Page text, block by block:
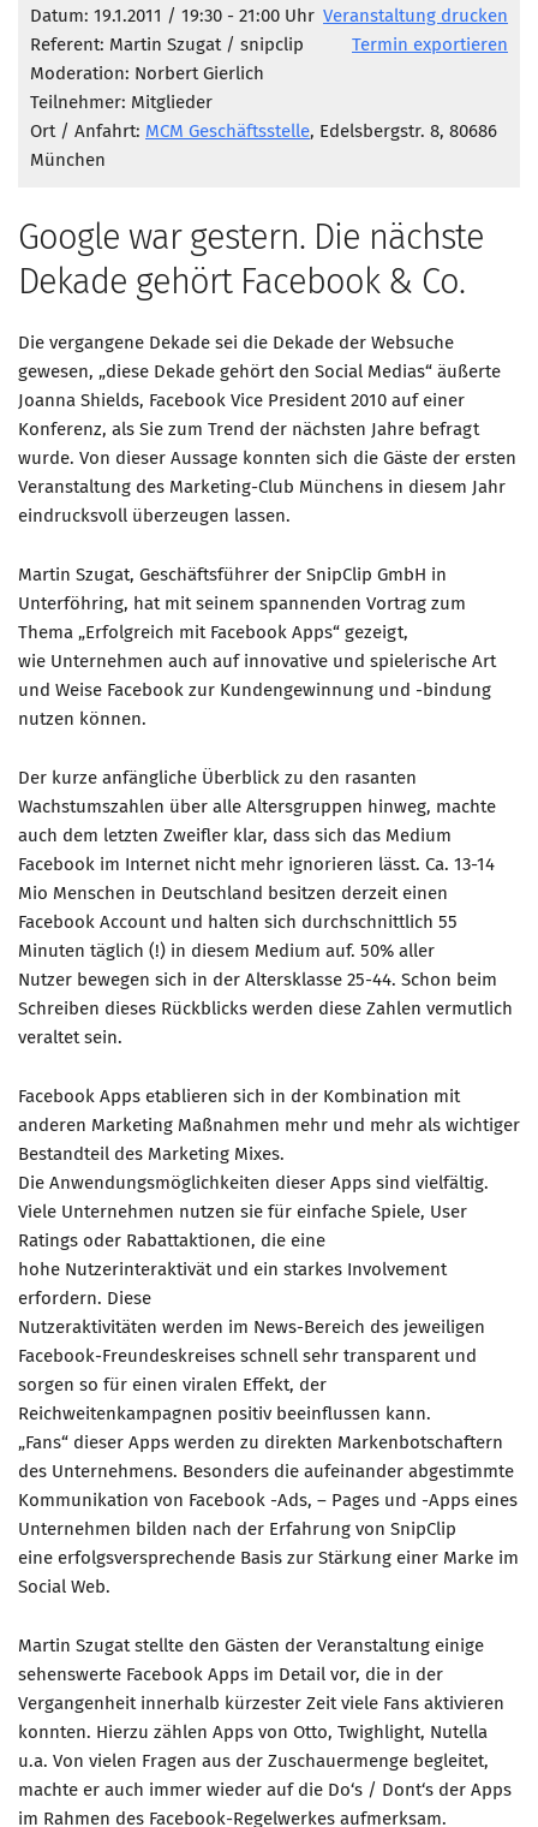
Marketing Pioniere
Arbeitsgruppen
Münchner Marketingpreis
Mentoring
Bundesverband Marketing Clubs
MARKETING PIONIERE
CLUB-KOMMUNIKATION
Clubmagazin
MCM Club TV
Mitglied werden
PODCAST
AKTUELLES
KONTAKT
Veranstaltung drucken
Termin exportieren
Datum: 19.1.2011 / 19:30 - 21:00 Uhr
Referent: Martin Szugat / snipclip
Moderation: Norbert Gierlich
Teilnehmer: Mitglieder
Ort / Anfahrt: MCM Geschäftsstelle, Edelsbergstr. 8, 80686
München
Google war gestern. Die nächste
Dekade gehört Facebook & Co.
Die vergangene Dekade sei die Dekade der Websuche
gewesen, „diese Dekade gehört den Social Medias“ äußerte
Joanna Shields, Facebook Vice President 2010 auf einer
Konferenz, als Sie zum Trend der nächsten Jahre befragt
wurde. Von dieser Aussage konnten sich die Gäste der ersten
Veranstaltung des Marketing-Club Münchens in diesem Jahr
eindrucksvoll überzeugen lassen.
Martin Szugat, Geschäftsführer der SnipClip GmbH in
Unterföhring, hat mit seinem spannenden Vortrag zum
Thema „Erfolgreich mit Facebook Apps“ gezeigt,
wie Unternehmen auch auf innovative und spielerische Art
und Weise Facebook zur Kundengewinnung und -bindung
nutzen können.
Der kurze anfängliche Überblick zu den rasanten
Wachstumszahlen über alle Altersgruppen hinweg, machte
auch dem letzten Zweifler klar, dass sich das Medium
Facebook im Internet nicht mehr ignorieren lässt. Ca. 13-14
Mio Menschen in Deutschland besitzen derzeit einen
Facebook Account und halten sich durchschnittlich 55
Minuten täglich (!) in diesem Medium auf. 50% aller
Nutzer bewegen sich in der Altersklasse 25-44. Schon beim
Schreiben dieses Rückblicks werden diese Zahlen vermutlich
veraltet sein.
Facebook Apps etablieren sich in der Kombination mit
anderen Marketing Maßnahmen mehr und mehr als wichtiger
Bestandteil des Marketing Mixes.
Die Anwendungsmöglichkeiten dieser Apps sind vielfältig.
Viele Unternehmen nutzen sie für einfache Spiele, User
Ratings oder Rabattaktionen, die eine
hohe Nutzerinteraktivät und ein starkes Involvement
erfordern. Diese
Nutzeraktivitäten werden im News-Bereich des jeweiligen
Facebook-Freundeskreises schnell sehr transparent und
sorgen so für einen viralen Effekt, der
Reichweitenkampagnen positiv beeinflussen kann.
„Fans“ dieser Apps werden zu direkten Markenbotschaftern
des Unternehmens. Besonders die aufeinander abgestimmte
Kommunikation von Facebook -Ads, – Pages und -Apps eines
Unternehmen bilden nach der Erfahrung von SnipClip
eine erfolgsversprechende Basis zur Stärkung einer Marke im
Social Web.
Martin Szugat stellte den Gästen der Veranstaltung einige
sehenswerte Facebook Apps im Detail vor, die in der
Vergangenheit innerhalb kürzester Zeit viele Fans aktivieren
konnten. Hierzu zählen Apps von Otto, Twighlight, Nutella
u.a. Von vielen Fragen aus der Zuschauermenge begleitet,
machte er auch immer wieder auf die Do‘s / Dont‘s der Apps
im Rahmen des Facebook-Regelwerkes aufmerksam.